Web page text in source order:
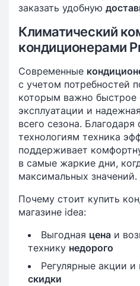
заказать удобную
Климатический
кондиционерами
Современные
с учетом потребностей
которым важно быстрое
эксплуатации и
всего сезона.
технологиям техника
поддерживает
в самые жаркие дни,
максимальных значений.
Почему стоит купить
магазине idea:
Выгодная цена и
технику недорого
Регулярные акции и
скидки